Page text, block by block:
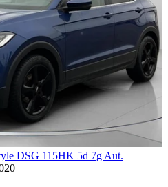
DSG 115HK 5d 7g Aut.